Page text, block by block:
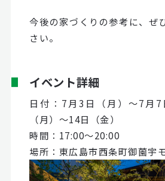
今後の家づくりの参考に、ぜ
さい。
イベント詳細
日付：7月3日（月）～7月7
（月）～14日（金）
時間：17:00～20:00
場所：東広島市西条町御薗宇